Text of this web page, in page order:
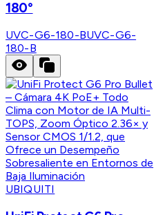
180°
UVC-G6-180-BUVC-G6-
180-B
UBIQUITI